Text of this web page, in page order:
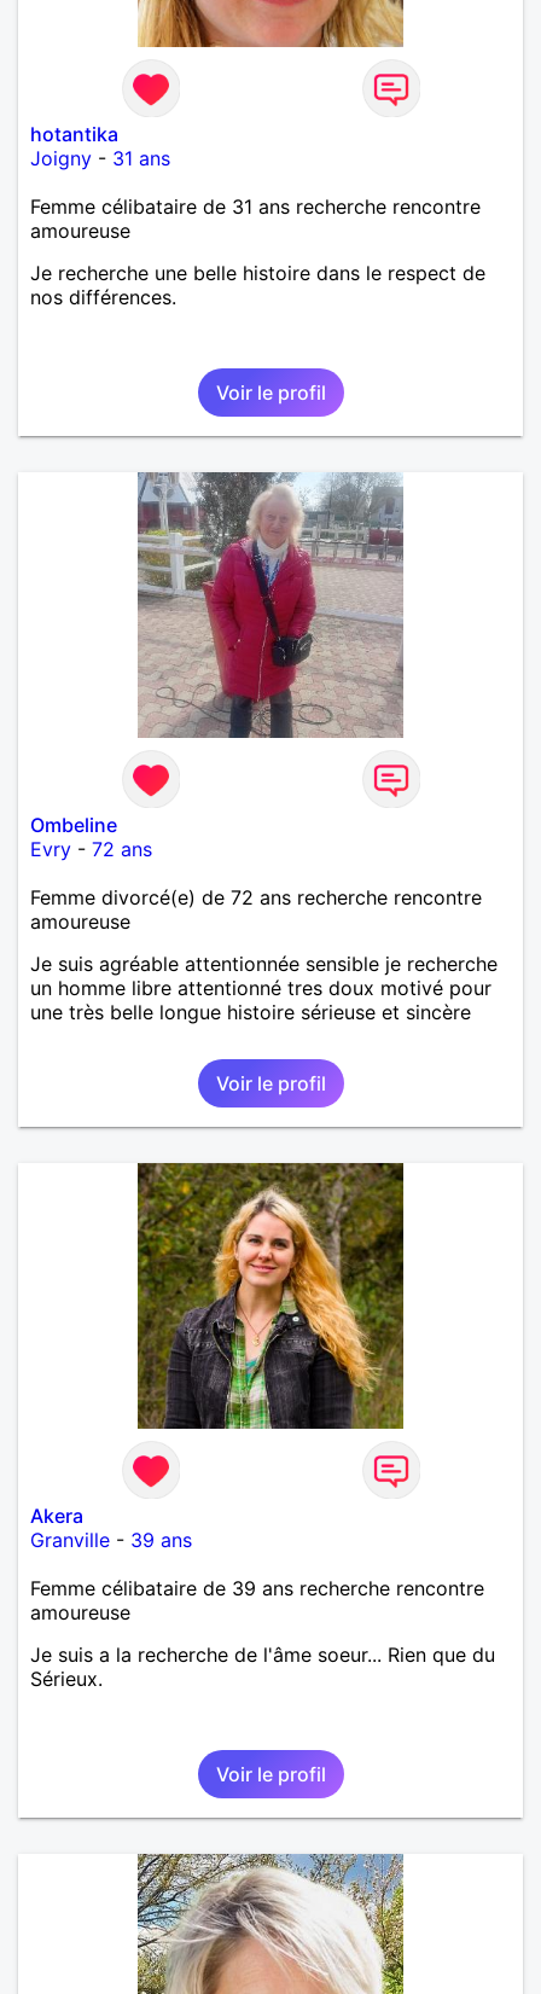
hotantika
Joigny - 31 ans
Femme célibataire de 31 ans recherche rencontre
amoureuse
Je recherche une belle histoire dans le respect de
nos différences.
Voir le profil
Ombeline
Evry - 72 ans
Femme divorcé(e) de 72 ans recherche rencontre
amoureuse
Je suis agréable attentionnée sensible je recherche
un homme libre attentionné tres doux motivé pour
une très belle longue histoire sérieuse et sincère
Voir le profil
Akera
Granville - 39 ans
Femme célibataire de 39 ans recherche rencontre
amoureuse
Je suis a la recherche de l'âme soeur... Rien que du
Sérieux.
Voir le profil